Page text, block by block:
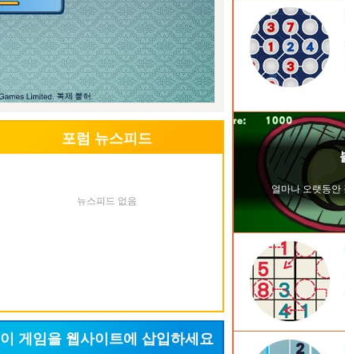
포럼 뉴스피드
뉴스피드 없음
이 게임을 웹사이트에 삽입하세요